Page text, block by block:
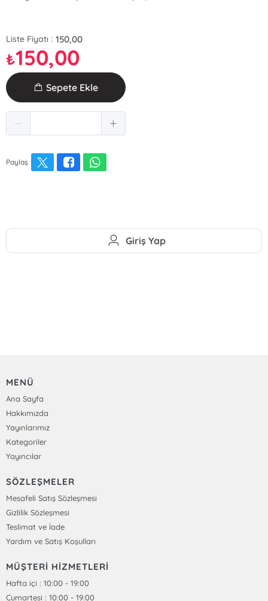
Liste Fiyatı : 150,00
₺150,00
Sepete Ekle
Paylaş
Giriş Yap
MENÜ
Ana Sayfa
Hakkımızda
Yayınlarımız
Kategoriler
Yayıncılar
SÖZLEŞMELER
Mesafeli Satış Sözleşmesi
Gizlilik Sözleşmesi
Teslimat ve İade
Yardım ve Satış Koşulları
MÜŞTERİ HİZMETLERİ
Hafta içi : 10:00 - 19:00
Cumartesi : 10:00 - 19:00